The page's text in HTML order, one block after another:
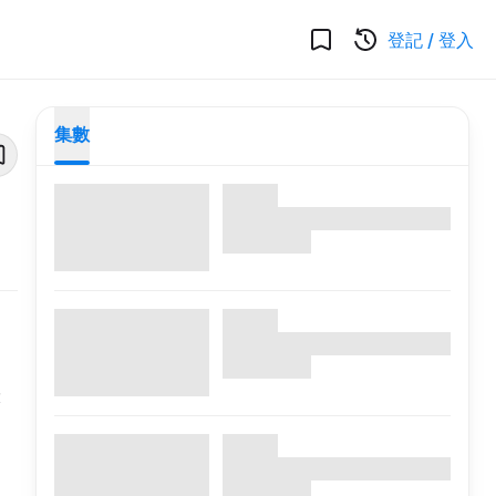
登記 / 登入
集數